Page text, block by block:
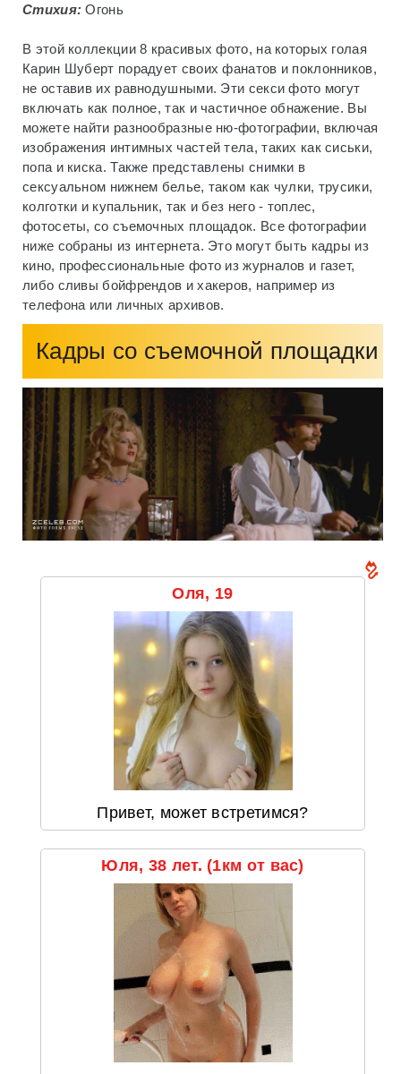
Стихия: Огонь
В этой коллекции 8 красивых фото, на которых голая
Карин Шуберт порадует своих фанатов и поклонников,
не оставив их равнодушными. Эти секси фото могут
включать как полное, так и частичное обнажение. Вы
можете найти разнообразные ню-фотографии, включая
изображения интимных частей тела, таких как сиськи,
попа и киска. Также представлены снимки в
сексуальном нижнем белье, таком как чулки, трусики,
колготки и купальник, так и без него - топлес,
фотосеты, со съемочных площадок. Все фотографии
ниже собраны из интернета. Это могут быть кадры из
кино, профессиональные фото из журналов и газет,
либо сливы бойфрендов и хакеров, например из
телефона или личных архивов.
Кадры со съемочной площадки
Оля, 19
Привет, может встретимся?
Юля, 38 лет. (1км от вас)